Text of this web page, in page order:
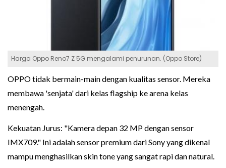
Harga Oppo Reno7 Z 5G mengalami penurunan. (Oppo Store)
OPPO tidak bermain-main dengan kualitas sensor. Mereka
membawa 'senjata' dari kelas flagship ke arena kelas
menengah.
Kekuatan Jurus: "Kamera depan 32 MP dengan sensor
IMX709." Ini adalah sensor premium dari Sony yang dikenal
mampu menghasilkan skin tone yang sangat rapi dan natural.